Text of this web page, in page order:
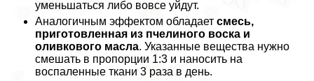
уменьшаться либо вовсе уйдут.
Аналогичным эффектом обладает смесь,
приготовленная из пчелиного воска и
оливкового масла. Указанные вещества нужно
смешать в пропорции 1:3 и наносить на
воспаленные ткани 3 раза в день.